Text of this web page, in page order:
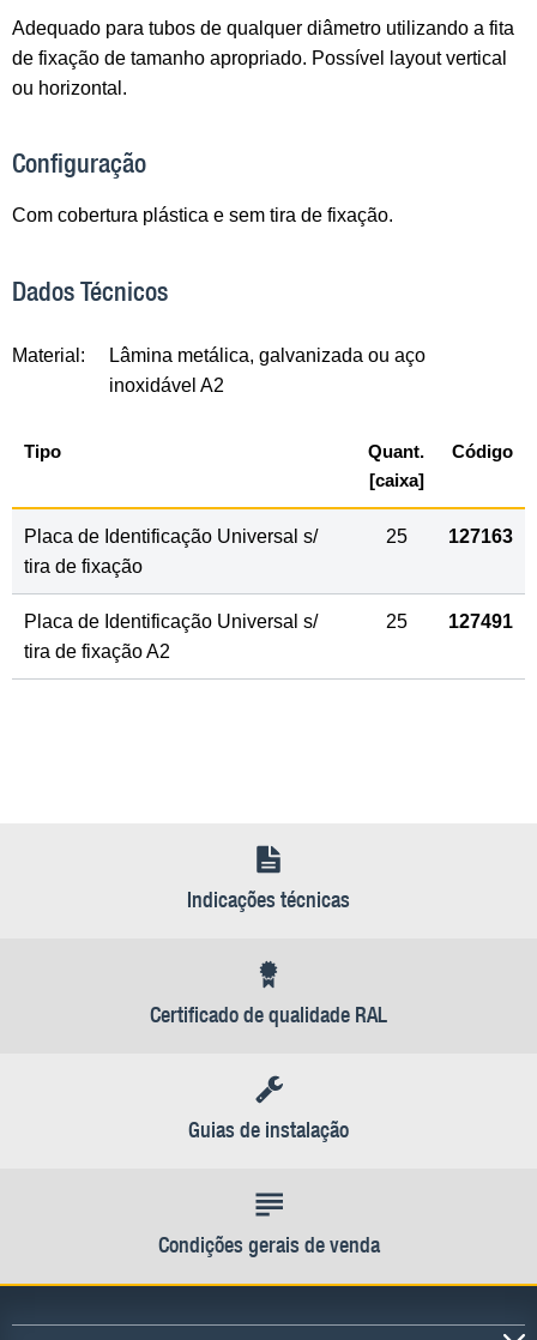
Adequado para tubos de qualquer diâmetro utilizando a fita
de fixação de tamanho apropriado. Possível layout vertical
ou horizontal.
Configuração
Com cobertura plástica e sem tira de fixação.
Dados Técnicos
Material:
Lâmina metálica, galvanizada ou aço
inoxidável A2
Tipo
Quant.
[caixa]
Código
Placa de Identificação Universal s/
tira de fixação
25 127163
Placa de Identificação Universal s/
tira de fixação A2
25 127491
Indicações técnicas
Certificado de qualidade RAL
Guias de instalação
Condições gerais de venda